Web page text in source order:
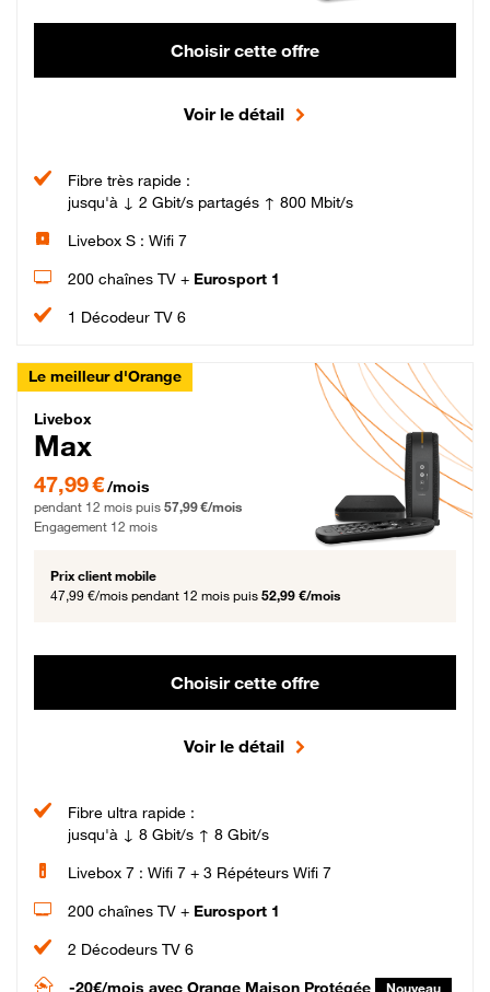
Choisir cette offre
Voir le détail
Fibre très rapide :
jusqu'à ↓ 2 Gbit/s partagés ↑ 800 Mbit/s
Livebox S : Wifi 7
200 chaînes TV + Eurosport 1
1 Décodeur TV 6
Le meilleur d'Orange
Livebox Max Fibre
Livebox
Max
47,99 € par mois pendant 12 mois puis 57,99 € par mois, Engagement 12 mois
47,99 €/mois
pendant 12 mois puis 57,99 €/mois
Engagement 12 mois
Prix client mobile
47,99 €/mois pendant 12 mois puis 52,99 €/mois
Choisir cette offre
Voir le détail
Fibre ultra rapide :
jusqu'à ↓ 8 Gbit/s ↑ 8 Gbit/s
Livebox 7 : Wifi 7 + 3 Répéteurs Wifi 7
200 chaînes TV + Eurosport 1
2 Décodeurs TV 6
-20€/mois avec Orange Maison Protégée Nouveau